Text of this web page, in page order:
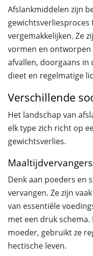
Afslankmiddelen zijn
vergemakkelijken. Ze
vormen en
afvallen, doorgaans in
dieet en regelmatige
Verschillende
Het landschap van
elk type zich richt op
gewichtsverlies.
Maaltijdvervangers
Denk aan poeders en
vervangen. Ze zijn
van essentiële
met een druk
moeder, gebruikt ze
hectische leven.